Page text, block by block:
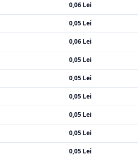
0,06 Lei
0,05 Lei
0,06 Lei
0,05 Lei
0,05 Lei
0,05 Lei
0,05 Lei
0,05 Lei
0,05 Lei